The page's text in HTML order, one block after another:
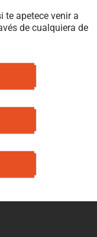
te apetece venir a
de cualquiera de